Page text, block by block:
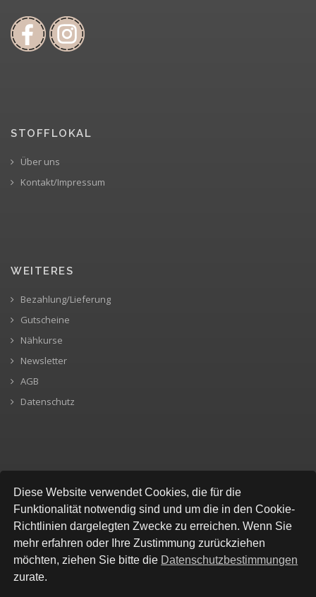
Diese Website verwendet Cookies, die für die
Funktionalität notwendig sind und um die in den Cookie-
Richtlinien dargelegten Zwecke zu erreichen. Wenn Sie
mehr erfahren oder Ihre Zustimmung zurückziehen
möchten, ziehen Sie bitte die Datenschutzbestimmungen
zurate.
STOFFLOKAL
Über uns
Kontakt/Impressum
WEITERES
Bezahlung/Lieferung
Gutscheine
Nähkurse
Newsletter
AGB
Datenschutz
SICHERE BEZAHLUNG